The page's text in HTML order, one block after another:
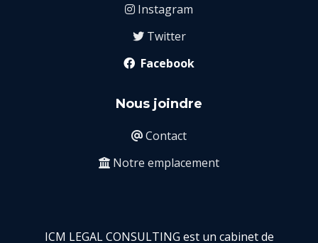
 Instagram
Twitter
 Facebook
Nous joindre
 Contact
 Notre emplacement
ICM LEGAL CONSULTING est un cabinet de